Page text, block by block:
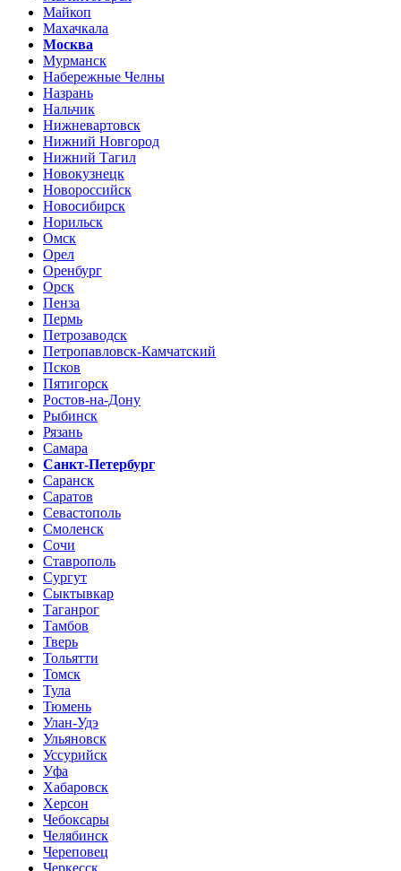
Майкоп
Махачкала
Москва
Мурманск
Набережные Челны
Назрань
Нальчик
Нижневартовск
Нижний Новгород
Нижний Тагил
Новокузнецк
Новороссийск
Новосибирск
Норильск
Омск
Орел
Оренбург
Орск
Пенза
Пермь
Петрозаводск
Петропавловск-Камчатский
Псков
Пятигорск
Ростов-на-Дону
Рыбинск
Рязань
Самара
Санкт-Петербург
Саранск
Саратов
Севастополь
Смоленск
Сочи
Ставрополь
Сургут
Сыктывкар
Таганрог
Тамбов
Тверь
Тольятти
Томск
Тула
Тюмень
Улан-Удэ
Ульяновск
Уссурийск
Уфа
Хабаровск
Херсон
Чебоксары
Челябинск
Череповец